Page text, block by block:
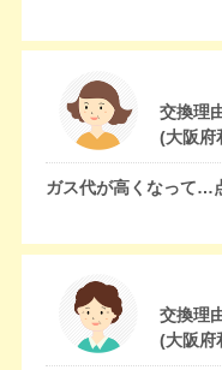
交換理
(大阪府
ガス代が高くなって…
交換理
(大阪府